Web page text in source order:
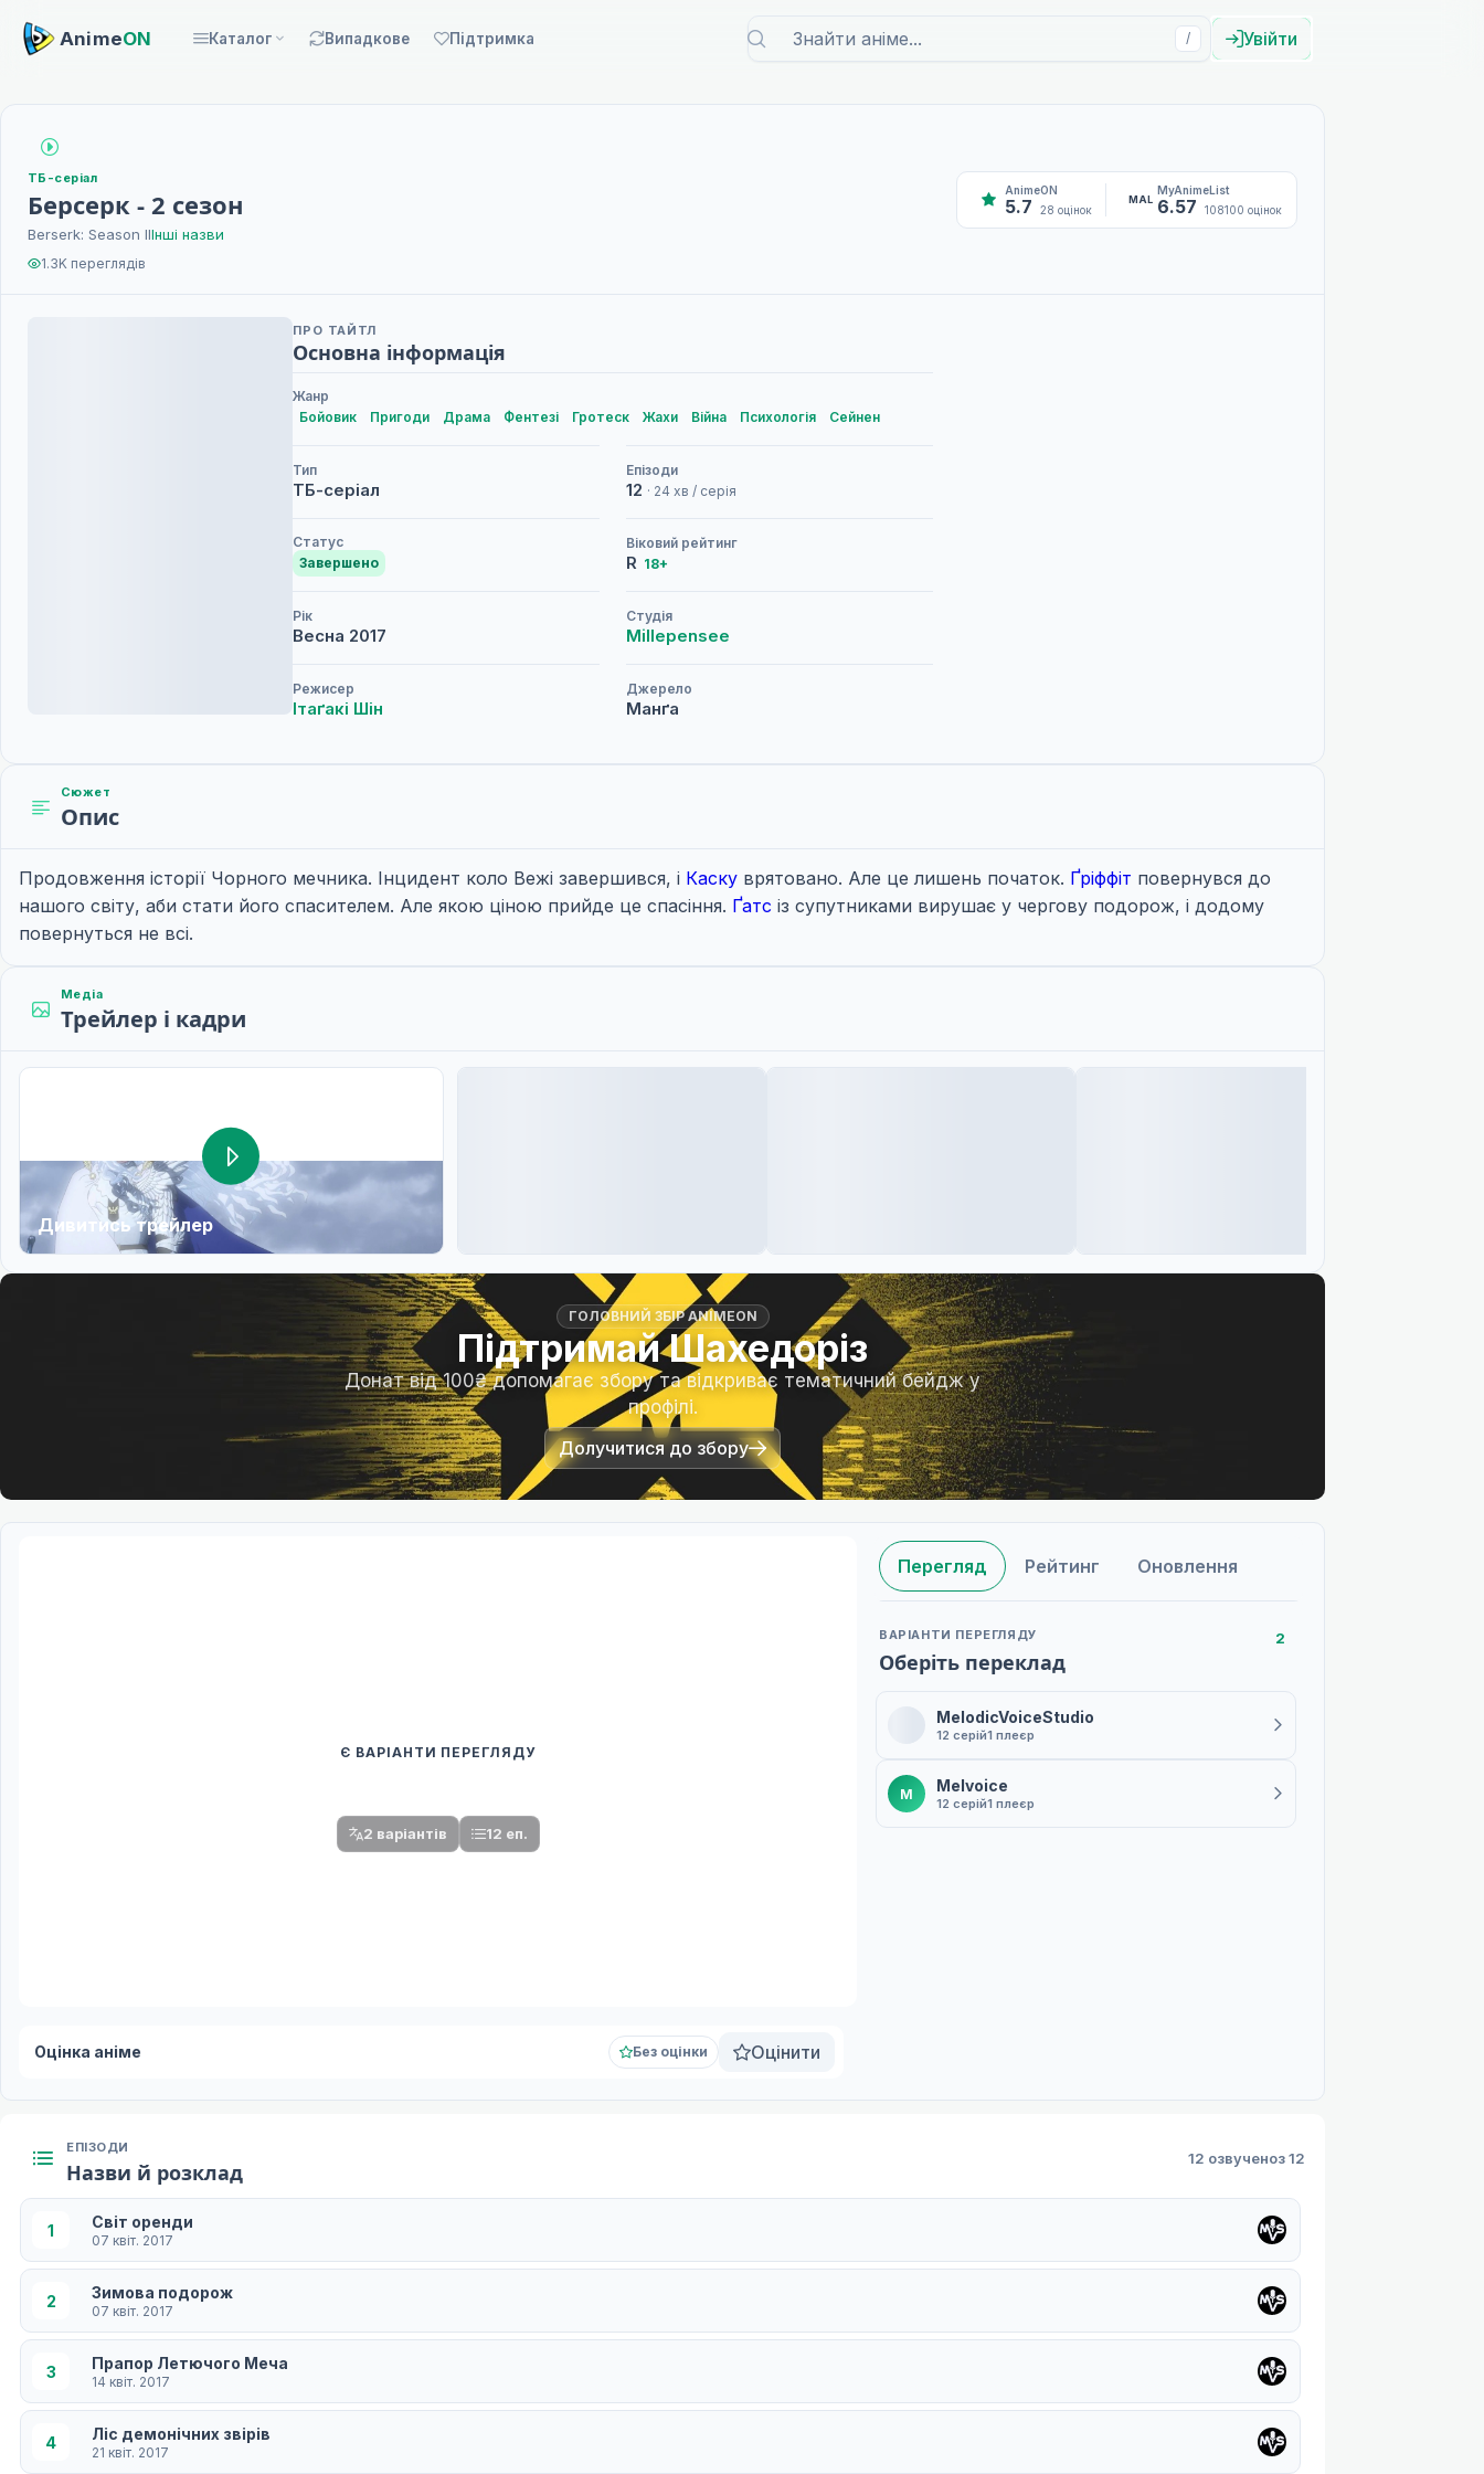
AnimeON Каталог Випадкове Підтримка / Увійти
ТБ-серіал
Берсерк - 2 сезон
Berserk: Season IIІнші назви
1.3K переглядів
AnimeON
5.7 28 оцінок
MAL
MyAnimeList
6.57 108100 оцінок
ПРО ТАЙТЛ
Основна інформація
Жанр
Бойовик
Пригоди Драма Фентезі Гротеск Жахи Війна Психологія Сейнен
Тип
ТБ-серіал
Епізоди
12 · 24 хв / серія
Статус
Завершено
Віковий рейтинг
R 18+
Рік
Весна 2017
Студія
Millepensee
Режисер
Ітаґакі Шін
Джерело
Манґа
Сюжет
Опис
Продовження історії Чорного мечника. Інцидент коло Вежі завершився, і Каску врятовано. Але це лишень початок. Ґріффіт повернувся до
нашого світу, аби стати його спасителем. Але якою ціною прийде це спасіння. Ґатс із супутниками вирушає у чергову подорож, і додому
повернуться не всі.
Медіа
Трейлер і кадри
Дивитись трейлер
ГОЛОВНИЙ ЗБІР ANIMEON
Підтримай Шахедоріз
Донат від 100₴ допомагає збору та відкриває тематичний бейдж у
профілі.
Долучитися до збору
Є ВАРІАНТИ ПЕРЕГЛЯДУ
2 варіантів 12 еп.
Оцінка аніме Без оцінки Оцінити
Перегляд Рейтинг Оновлення
ВАРІАНТИ ПЕРЕГЛЯДУ
Оберіть переклад
2
MelodicVoiceStudio
12 серій1 плеєр
M Melvoice
12 серій1 плеєр
ЕПІЗОДИ
Назви й розклад
12 озвученоз 12
1 Світ оренди
07 квіт. 2017
2 Зимова подорож
07 квіт. 2017
3 Прапор Летючого Меча
14 квіт. 2017
4 Ліс демонічних звірів
21 квіт. 2017